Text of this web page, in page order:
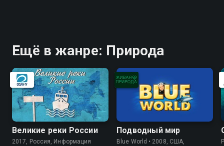
Ещё в жанре: Природа
Великие реки России
2017, Россия, Информация
Подводный мир
Blue World • 2008, США,